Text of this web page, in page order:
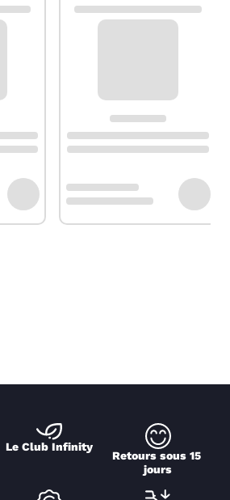
Le Club Infinity
Retours sous 15
jours